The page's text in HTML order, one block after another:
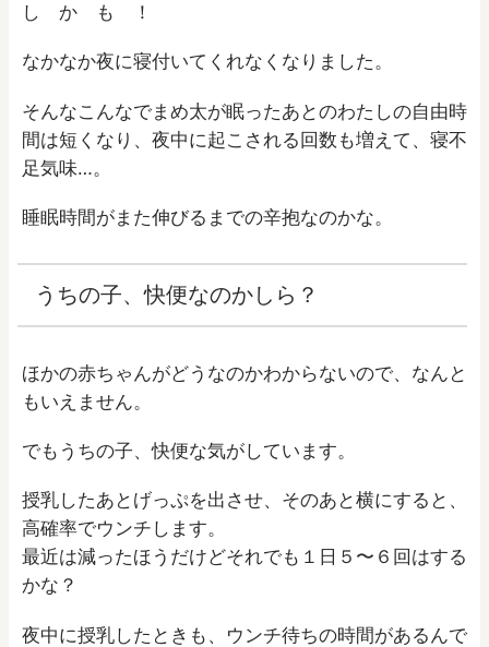
し か も ！
なかなか夜に寝付いてくれなくなりました。
そんなこんなでまめ太が眠ったあとのわたしの自由時
間は短くなり、夜中に起こされる回数も増えて、寝不
足気味…。
睡眠時間がまた伸びるまでの辛抱なのかな。
うちの子、快便なのかしら？
ほかの赤ちゃんがどうなのかわからないので、なんと
もいえません。
でもうちの子、快便な気がしています。
授乳したあとげっぷを出させ、そのあと横にすると、
高確率でウンチします。
最近は減ったほうだけどそれでも１日５〜６回はする
かな？
夜中に授乳したときも、ウンチ待ちの時間があるんで